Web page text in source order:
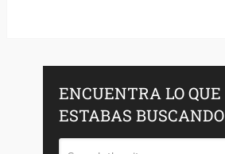
ENCUENTRA LO QUE
ESTABAS BUSCANDO